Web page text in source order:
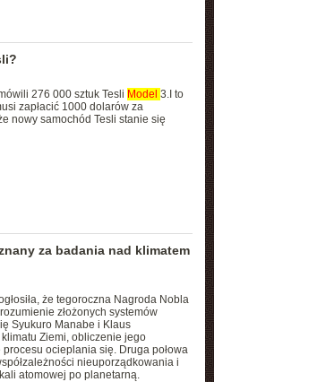
276 000 sztuk Tesli Model 3.I to
zapłacić 1000 dolarów za
nowy samochód Tesli stanie się
za badania nad klimatem
że tegoroczna Nagroda Nobla
złożonych systemów
Syukuro Manabe i Klaus
Ziemi, obliczenie jego
ocieplania się. Druga połowa
nieuporządkowania i
atomowej po planetarną.